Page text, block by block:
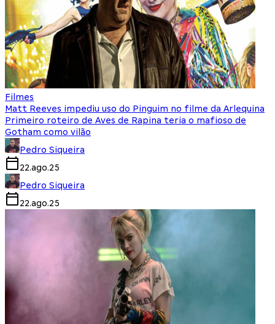
Filmes
Matt Reeves impediu uso do Pinguim no filme da Arlequina
Primeiro roteiro de Aves de Rapina teria o mafioso de
Gotham como vilão
Pedro Siqueira
22.ago.25
Pedro Siqueira
22.ago.25